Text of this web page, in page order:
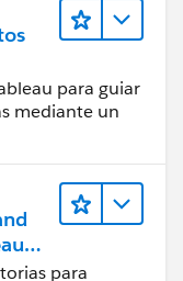
para guiar
mediante un
para